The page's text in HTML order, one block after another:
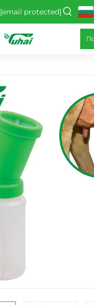
[email protected]